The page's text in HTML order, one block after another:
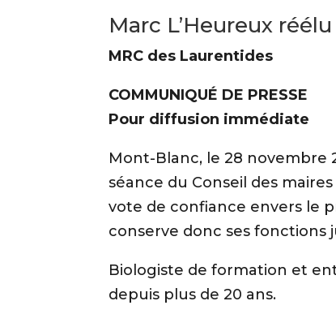
Marc L’Heureux
MRC des Laurentides
COMMUNIQUÉ DE PRESSE
Pour diffusion immédiate
Mont-Blanc, le 28 novembre
séance du Conseil des
vote de confiance envers le
conserve donc ses fonctions
Biologiste de formation et
depuis plus de 20 ans.